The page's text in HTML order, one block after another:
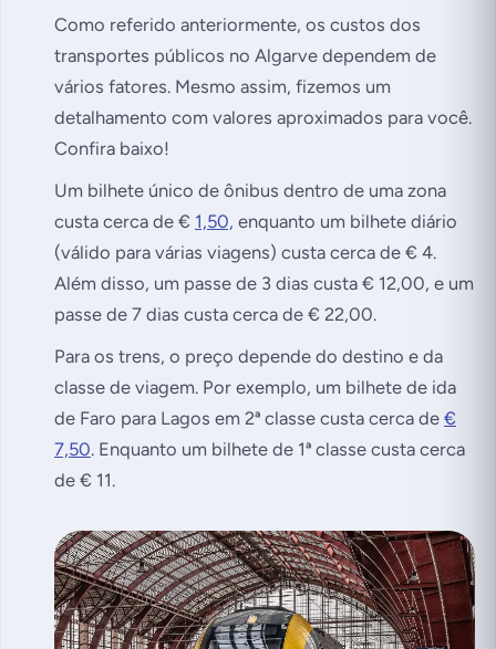
Como referido anteriormente, os custos dos
transportes públicos no Algarve dependem de
vários fatores. Mesmo assim, fizemos um
detalhamento com valores aproximados para você.
Confira baixo!
Um bilhete único de ônibus dentro de uma zona
custa cerca de € 1,50, enquanto um bilhete diário
(válido para várias viagens) custa cerca de € 4.
Além disso, um passe de 3 dias custa € 12,00, e um
passe de 7 dias custa cerca de € 22,00.
Para os trens, o preço depende do destino e da
classe de viagem. Por exemplo, um bilhete de ida
de Faro para Lagos em 2ª classe custa cerca de €
7,50. Enquanto um bilhete de 1ª classe custa cerca
de € 11.